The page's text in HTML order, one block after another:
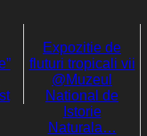
Expozitie de
fluturi tropicali vii
@Muzeul
National de
Istorie
Naturala…